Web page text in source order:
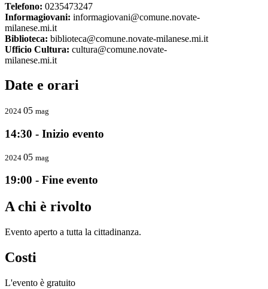
Telefono: 0235473247
Informagiovani: informagiovani@comune.novate-
milanese.mi.it
Biblioteca: biblioteca@comune.novate-milanese.mi.it
Ufficio Cultura: cultura@comune.novate-
milanese.mi.it
Date e orari
2024 05 mag
14:30 - Inizio evento
2024 05 mag
19:00 - Fine evento
A chi è rivolto
Evento aperto a tutta la cittadinanza.
Costi
L'evento è gratuito